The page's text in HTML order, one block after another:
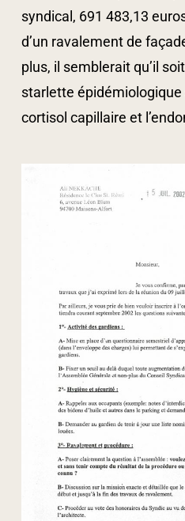
syndical, 691 483,13
d’un ravalement de
plus, il semblerait qu’il
starlette épidémiologique
cortisol capillaire et